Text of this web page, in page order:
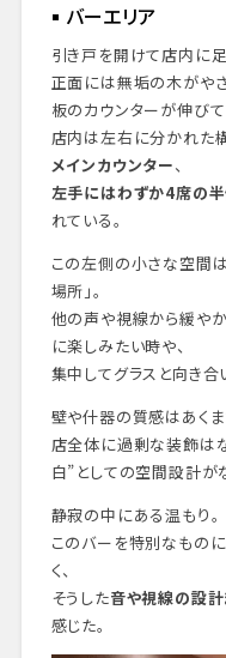
バーエリア
引き戸を開けて店内に
正面には無垢の木がや
板のカウンターが伸びて
店内は左右に分かれた構
メインカウンター、
左手にはわずか4席の
れている。
この左側の小さな空間は
場所」。
他の声や視線から緩や
に楽しみたい時や、
集中してグラスと向き合
壁や什器の質感はあく
店全体に過剰な装飾は
白”としての空間設計が
静寂の中にある温もり。
このバーを特別なもの
く、
そうした音や視線の設
感じた。